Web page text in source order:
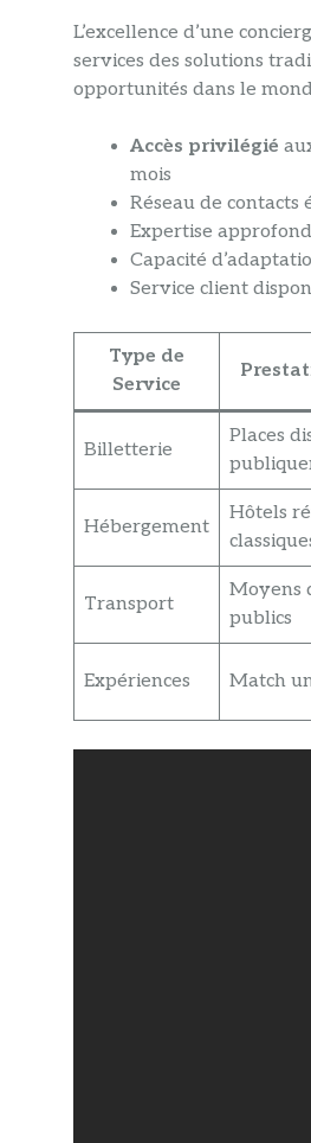
L’excellence d’une
services des solutions
opportunités dans le
Accès privilégié
mois
Réseau de contacts
Expertise
Capacité
Service client
Type de
Service
Billetterie
Places
Hébergement
Hôtels
Transport
Moyens
publics
Expériences Match